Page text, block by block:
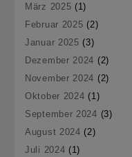
März 2025 (1)
Februar 2025 (2)
Januar 2025 (3)
Dezember 2024 (2)
November 2024 (2)
Oktober 2024 (1)
September 2024 (3)
August 2024 (2)
Juli 2024 (1)